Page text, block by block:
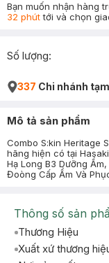
Bạn muốn nhận hàng
32 phúttới và chọn
Số lượng:
337 Chi nhánh
Mô tả sản phẩm
Combo S:kin Heritage
hãng hiện có tại
Hạ Long B3 Dưỡng
Đoòng Cấp Ẩm Và
Thông số sản
Thương Hiệu
Xuất xứ thương